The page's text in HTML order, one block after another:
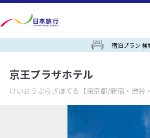
宿泊プラン 検
京王プラザホテル
けいおうぷらざほてる 【東京都/新宿・渋谷